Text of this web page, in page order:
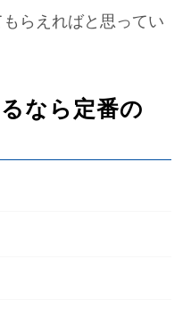
らえればと思ってい
なら定番の